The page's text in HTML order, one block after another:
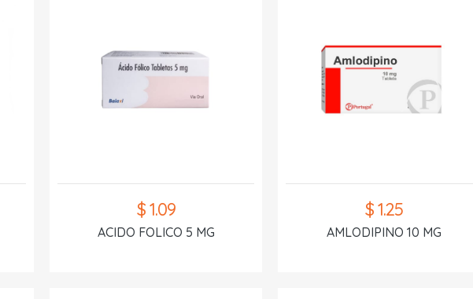
$ 1.09
ACIDO FOLICO 5 MG
$ 1.25
AMLODIPINO 10 MG